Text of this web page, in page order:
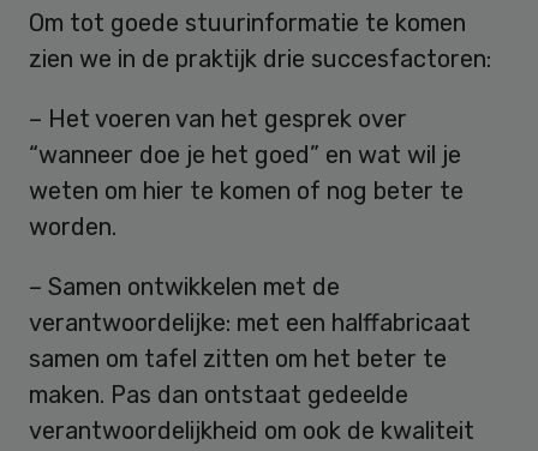
Om tot goede stuurinformatie te komen
zien we in de praktijk drie succesfactoren:
– Het voeren van het gesprek over
“wanneer doe je het goed” en wat wil je
weten om hier te komen of nog beter te
worden.
– Samen ontwikkelen met de
verantwoordelijke: met een halffabricaat
samen om tafel zitten om het beter te
maken. Pas dan ontstaat gedeelde
verantwoordelijkheid om ook de kwaliteit